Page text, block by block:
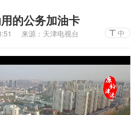
的公务加油卡
来源：天津电视台 中